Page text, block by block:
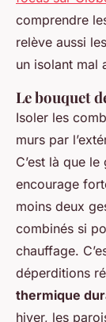
comprendre
relève aussi
un isolant mal
Le bouquet
Isoler les
murs par
C’est là que
encourage
moins deux
combinés si
chauffage.
déperditions
thermique
hiver, les